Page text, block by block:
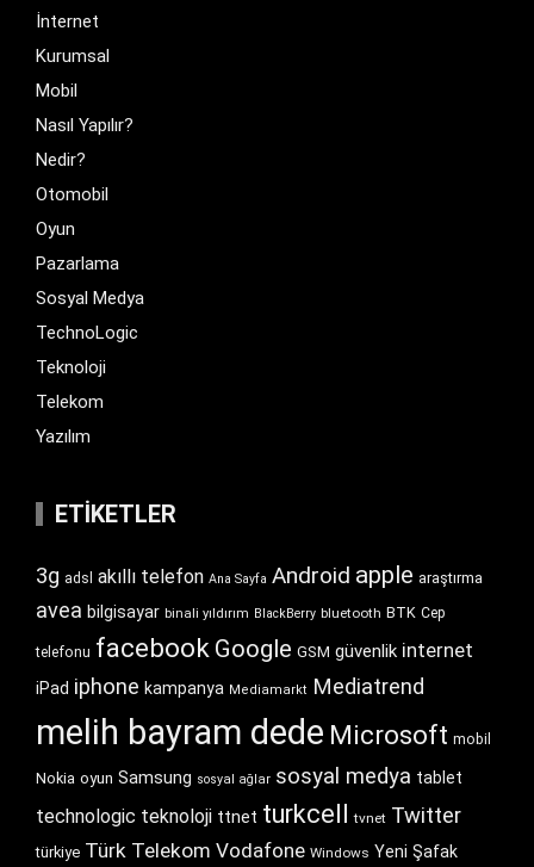
İnternet
Kurumsal
Mobil
Nasıl Yapılır?
Nedir?
Otomobil
Oyun
Pazarlama
Sosyal Medya
TechnoLogic
Teknoloji
Telekom
Yazılım
ETIKETLER
3g adsl akıllı telefon Ana Sayfa Android apple araştırma
avea bilgisayar binali yıldırım BlackBerry bluetooth BTK Cep
telefonu facebook Google GSM güvenlik internet
iPad iphone kampanya Mediamarkt Mediatrend
melih bayram dede Microsoft mobil
Nokia oyun Samsung sosyal ağlar sosyal medya tablet
technologic teknoloji ttnet turkcell tvnet Twitter
türkiye Türk Telekom Vodafone Windows Yeni Şafak